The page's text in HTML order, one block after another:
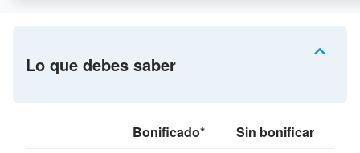
Lo que debes saber
Bonificado*
Sin bonificar